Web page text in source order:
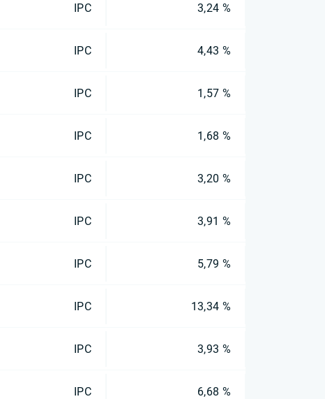
IPC 3,24 %
IPC 4,43 %
IPC 1,57 %
IPC 1,68 %
IPC 3,20 %
IPC 3,91 %
IPC 5,79 %
IPC 13,34 %
IPC 3,93 %
IPC 6,68 %